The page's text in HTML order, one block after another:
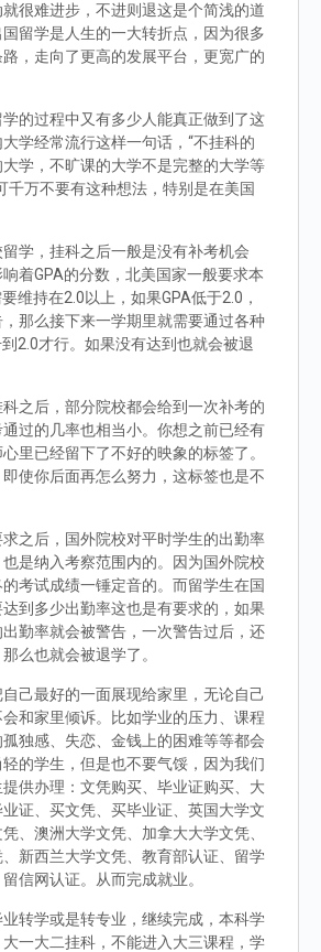
很难进步，不进则退这是个简浅的道
留学是人生的一大转折点，因为很多
路，走向了更高的发展平台，更宽广的
的过程中又有多少人能真正做到了这
学经常流行这样一句话，“不挂科的
学，不旷课的大学不是完整的大学等
千万不要有这种想法，特别是在美国
学，挂科之后一般是没有补考机会
着GPA的分数，北美国家一般要求本
维持在2.0以上，如果GPA低于2.0，
那么接下来一学期里就需要通过各种
2.0才行。如果没有达到也就会被退
之后，部分院校都会给到一次补考的
过的几率也相当小。你想之前已经有
里已经留下了不好的映象的标签了。
使你后面再怎么努力，这标签也是不
之后，国外院校对平时学生的出勤率
是纳入考察范围内的。因为国外院校
考试成绩一锤定音的。而留学生在国
到多少出勤率这也是有要求的，如果
勤率就会被警告，一次警告过后，还
么也就会被退学了。
己最好的一面展现给家里，无论自己
和家里倾诉。比如学业的压力、课程
独感、失恋、金钱上的困难等等都会
的学生，但是也不要气馁，因为我们
供办理：文凭购买、毕业证购买、大
证、买文凭、买毕业证、英国大学文
、澳洲大学文凭、加拿大大学文凭、
新西兰大学文凭、教育部认证、留学
信网认证。从而完成就业。
转学或是转专业，继续完成，本科学
一大二挂科，不能进入大三课程，学